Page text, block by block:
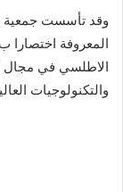
وقد تأسست جمعية
الاطلسي في مجال
والتكنولوجيات